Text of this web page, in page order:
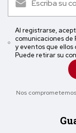
Al registrarse,
comunicaciones de
y eventos que ellos
Puede retirar su
Nos